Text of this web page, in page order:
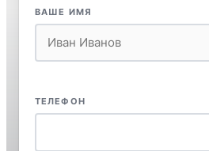
ВАШЕ ИМЯ
ТЕЛЕФОН